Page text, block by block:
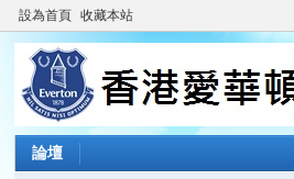
設為首頁 收藏本站
論壇